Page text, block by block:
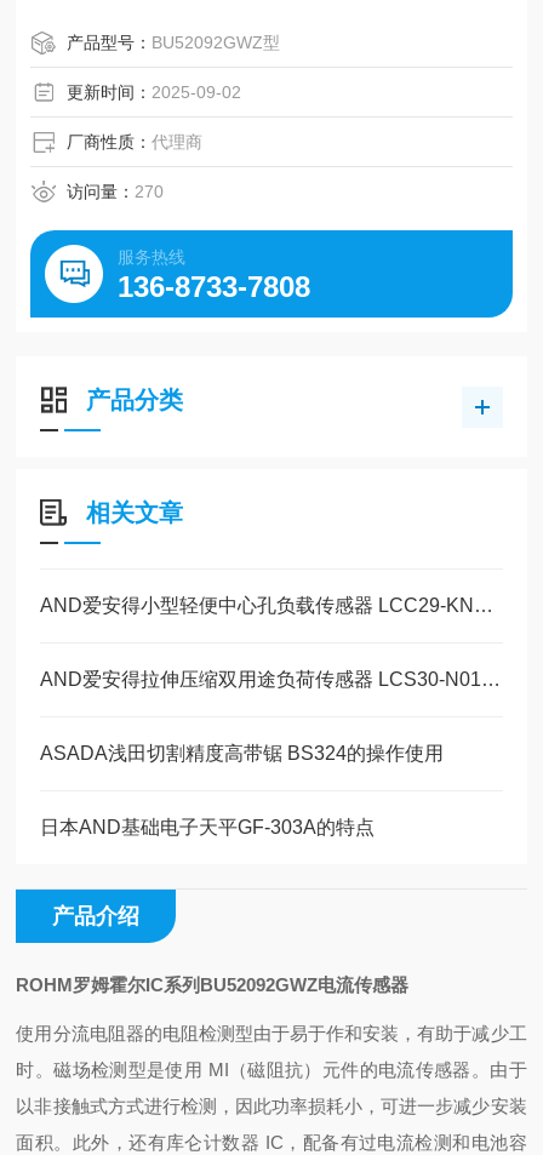
产品型号： BU52092GWZ型
更新时间： 2025-09-02
厂商性质：代理商
访问量： 270
服务热线
136-8733-7808
产品分类
相关文章
AND爱安得小型轻便中心孔负载传感器 LCC29-KN005的操作使用
AND爱安得拉伸压缩双用途负荷传感器 LCS30-N010的操作使用
ASADA浅田切割精度高带锯 BS324的操作使用
日本AND基础电子天平GF-303A的特点
产品介绍
ROHM罗姆霍尔IC系列 BU52092GWZ电流传感器
使用分流电阻器的电阻检测型由于易于作和安装，有助于减少工
时。磁场检测型是使用 MI（磁阻抗）元件的电流传感器。由于
以非接触式方式进行检测，因此功率损耗小，可进一步减少安装
面积。 此外，还有库仑计数器 IC，配备有过电流检测和电池容